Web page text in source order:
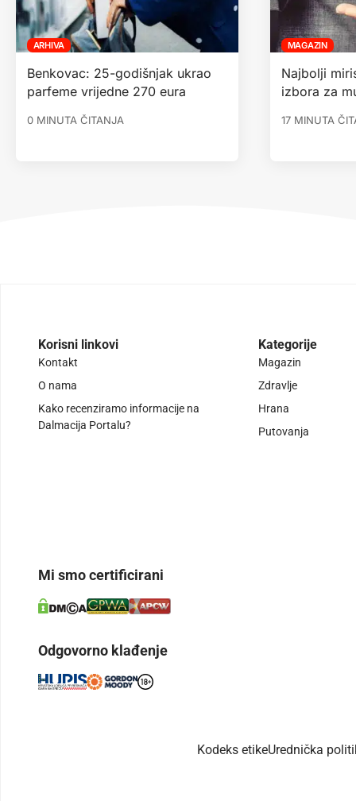
ARHIVA
Benkovac: 25-godišnjak ukrao
parfeme vrijedne 270 eura
0 MINUTA ČITANJA
MAGAZIN
Najbolji
izbora za
17 MINUTA
Korisni linkovi
Kontakt
O nama
Kako recenziramo informacije na
Dalmacija Portalu?
Kategorije
Magazin
Zdravlje
Hrana
Putovanja
Mi smo certificirani
Odgovorno klađenje
Kodeks etikeUrednička